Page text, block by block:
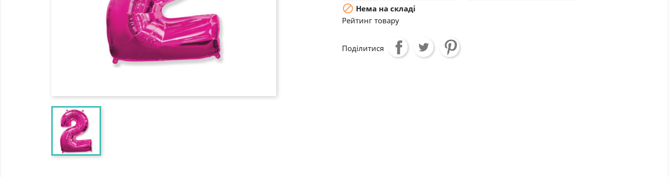
 Нема на складі
Рейтинг товару
Поділитися